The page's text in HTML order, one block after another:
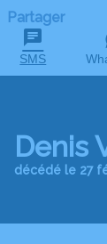
Partager
SMS
Denis
décédé le 27